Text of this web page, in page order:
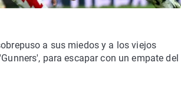
a sus miedos y a los viejos
para escapar con un empate del